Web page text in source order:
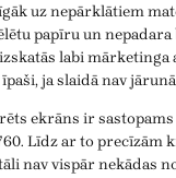
uz nepārklātiem
papīru un nepadara
labi mārketinga
ja slaidā nav
ekrāns ir
Līdz ar to precīzām
nav vispār nekādas